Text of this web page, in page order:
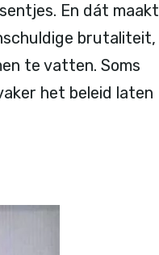
En dát maakt
brutaliteit,
te vatten. Soms
het beleid laten